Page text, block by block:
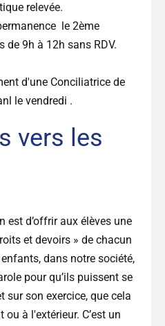
relevée.
le 2ème
de 9h à 12h sans RDV.
d'une Conciliatrice de
le vendredi .
vers les
est d’offrir aux élèves une
et devoirs » de chacun
dans notre société,
pour qu’ils puissent se
sur son exercice, que cela
à l'extérieur. C’est un